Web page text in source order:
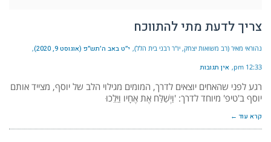
צריך לדעת מתי להתווכח
נהוראי מאיר (רב משואות יצחק, יו"ר רבני בית הלל) י״ט באב ה׳תש״פ (אוגוסט 9, 2020)
12:33 pm אין תגובות
רגע לפני שהאחים יוצאים לדרך, המומים מגילוי הלב של יוסף, מצייד אותם
יוסף ב'טיפ' מיוחד לדרך: 'וַיְשַׁלַּח אֶת אֶחָיו וַיֵּלֵכוּ
קרא עוד ←